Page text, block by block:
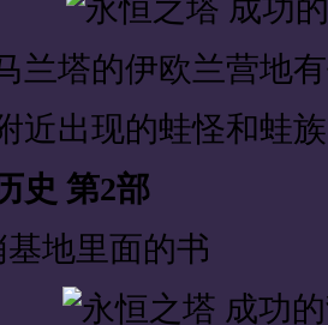
塔的伊欧兰营地
出现的蛙怪和蛙族
史 第2部
哨基地里面的